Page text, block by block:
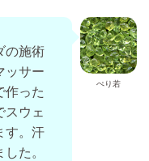
ぺり若
の施術
ッサー
作った
スウェ
す。汗
た。